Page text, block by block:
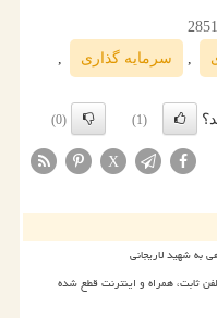
2851
, سرمایه گذاری
,
(1)
(0)
X
به شهید لاریجانی
تلفن ثابت، همراه و اینترنت قطع شده